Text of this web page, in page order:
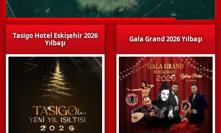
Tasigo Hotel Eskişehir 2026
Yılbaşı
Gala Grand 2026 Yılbaşı